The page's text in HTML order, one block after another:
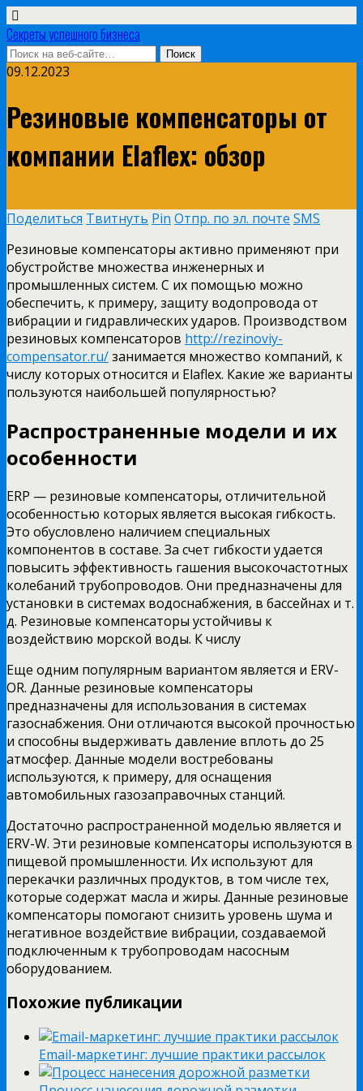
Секреты успешного бизнеса
09.12.2023
Резиновые компенсаторы от
компании Elaflex: обзор
Поделиться Твитнуть Pin Отпр. по эл. почте SMS
Резиновые компенсаторы активно применяют при
обустройстве множества инженерных и
промышленных систем. С их помощью можно
обеспечить, к примеру, защиту водопровода от
вибрации и гидравлических ударов. Производством
резиновых компенсаторов http://rezinoviy-
compensator.ru/занимается множество компаний, к
числу которых относится и Elaflex. Какие же варианты
пользуются наибольшей популярностью?
Распространенные модели и их
особенности
ERP — резиновые компенсаторы, отличительной
особенностью которых является высокая гибкость.
Это обусловлено наличием специальных
компонентов в составе. За счет гибкости удается
повысить эффективность гашения высокочастотных
колебаний трубопроводов. Они предназначены для
установки в системах водоснабжения, в бассейнах и т.
д. Резиновые компенсаторы устойчивы к
воздействию морской воды. К числу
Еще одним популярным вариантом является и ERV-
OR. Данные резиновые компенсаторы
предназначены для использования в системах
газоснабжения. Они отличаются высокой прочностью
и способны выдерживать давление вплоть до 25
атмосфер. Данные модели востребованы
используются, к примеру, для оснащения
автомобильных газозаправочных станций.
Достаточно распространенной моделью является и
ERV-W. Эти резиновые компенсаторы используются в
пищевой промышленности. Их используют для
перекачки различных продуктов, в том числе тех,
которые содержат масла и жиры. Данные резиновые
компенсаторы помогают снизить уровень шума и
негативное воздействие вибрации, создаваемой
подключенным к трубопроводам насосным
оборудованием.
Похожие публикации
Email-маркетинг: лучшие практики рассылок